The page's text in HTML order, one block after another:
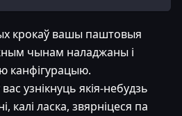
крокаў вашы паштовыя
чынам наладжаны і
канфігурацыю.
узнікнуць якія-небудзь
калі ласка, звярніцеся па